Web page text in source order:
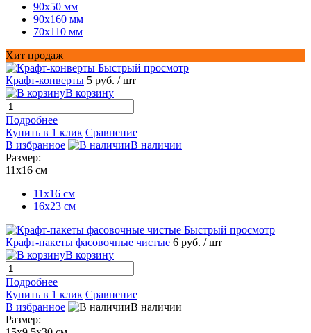
90х50 мм
90х160 мм
70х110 мм
Хит продаж
Быстрый просмотр
Крафт-конверты 5 руб. / шт
В корзину
Подробнее
Купить в 1 клик Сравнение
В избранное
В наличии
Размер:
11х16 см
11х16 см
16x23 см
Быстрый просмотр
Крафт-пакеты фасовочные чистые 6 руб. / шт
В корзину
Подробнее
Купить в 1 клик Сравнение
В избранное
В наличии
Размер: